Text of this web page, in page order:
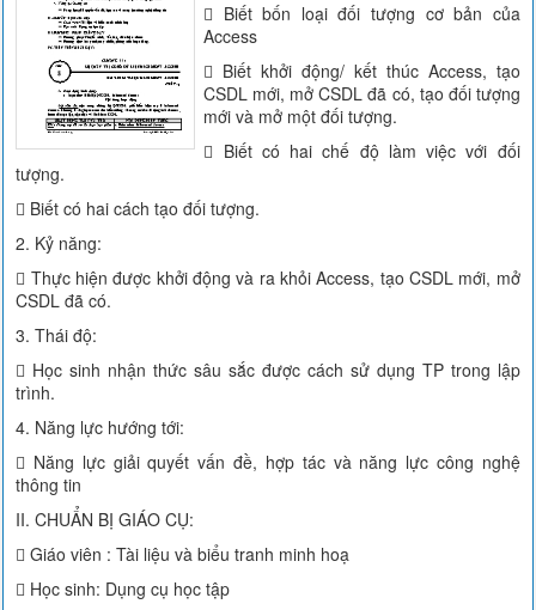
 Biết bốn loại đối tượng cơ bản của
Access
 Biết khởi động/ kết thúc Access, tạo
CSDL mới, mở CSDL đã có, tạo đối tượng
mới và mở một đối tượng.
 Biết có hai chế độ làm việc với đối
tượng.
 Biết có hai cách tạo đối tượng.
2. Kỷ năng:
 Thực hiện được khởi động và ra khỏi Access, tạo CSDL mới, mở
CSDL đã có.
3. Thái độ:
 Học sinh nhận thức sâu sắc được cách sử dụng TP trong lập
trình.
4. Năng lực hướng tới:
 Năng lực giải quyết vấn đề, hợp tác và năng lực công nghệ
thông tin
II. CHUẨN BỊ GIÁO CỤ:
 Giáo viên : Tài liệu và biểu tranh minh hoạ
 Học sinh: Dụng cụ học tập